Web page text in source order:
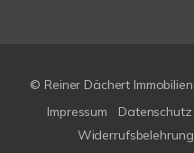
© Reiner Dächert Immobilien
Impressum
Datenschutz
Widerrufsbelehrung